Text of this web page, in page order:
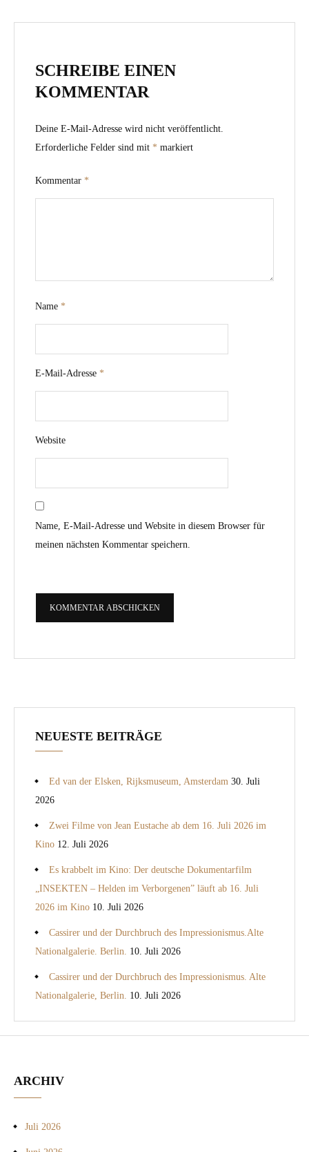
SCHREIBE EINEN
KOMMENTAR
Deine E-Mail-Adresse wird nicht veröffentlicht.
Erforderliche Felder sind mit * markiert
Kommentar *
Name *
E-Mail-Adresse *
Website
Name, E-Mail-Adresse und Website in diesem Browser für
meinen nächsten Kommentar speichern.
NEUESTE BEITRÄGE
Ed van der Elsken, Rijksmuseum, Amsterdam 30. Juli
2026
Zwei Filme von Jean Eustache ab dem 16. Juli 2026 im
Kino 12. Juli 2026
Es krabbelt im Kino: Der deutsche Dokumentarfilm
„INSEKTEN – Helden im Verborgenen” läuft ab 16. Juli
2026 im Kino 10. Juli 2026
Cassirer und der Durchbruch des Impressionismus.Alte
Nationalgalerie. Berlin. 10. Juli 2026
Cassirer und der Durchbruch des Impressionismus. Alte
Nationalgalerie, Berlin. 10. Juli 2026
ARCHIV
Juli 2026